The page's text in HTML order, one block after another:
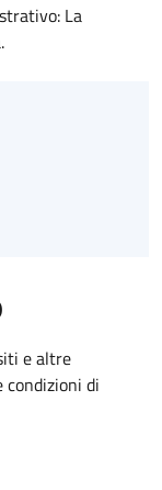
La
e altre
di